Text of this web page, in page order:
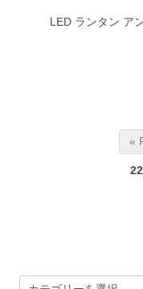
LED ランタン ア
«
22